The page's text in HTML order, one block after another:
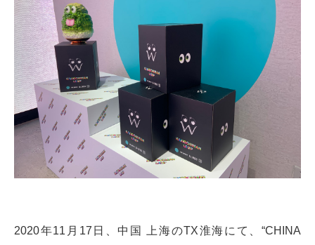
2020年11月17日、中国 上海のTX淮海にて、“CHINA